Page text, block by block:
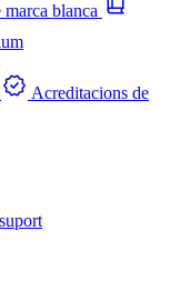
marca blanca
Acreditacions de